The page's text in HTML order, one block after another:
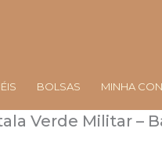
BOLSAS MINHA
Verde Militar –
O
O